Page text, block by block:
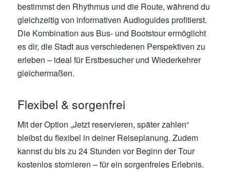
bestimmst den Rhythmus und die Route, während du
gleichzeitig von informativen Audioguides profitierst.
Die Kombination aus Bus- und Bootstour ermöglicht
es dir, die Stadt aus verschiedenen Perspektiven zu
erleben – ideal für Erstbesucher und Wiederkehrer
gleichermaßen.
Flexibel & sorgenfrei
Mit der Option „Jetzt reservieren, später zahlen“
bleibst du flexibel in deiner Reiseplanung. Zudem
kannst du bis zu 24 Stunden vor Beginn der Tour
kostenlos stornieren – für ein sorgenfreies Erlebnis.